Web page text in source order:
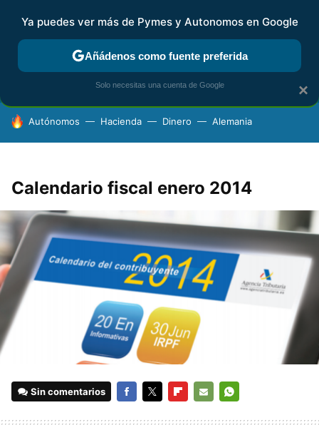
FISCALIDAD Y CONTABILIDAD KIT DIGITAL RENTA
HOY SE HABLA DE
Autónomos Hacienda Dinero Alemania
Calendario fiscal enero 2014
Sin comentarios
×
Ya puedes ver más de Pymes y Autonomos en Google
Añádenos como fuente preferida
Solo necesitas una cuenta de Google